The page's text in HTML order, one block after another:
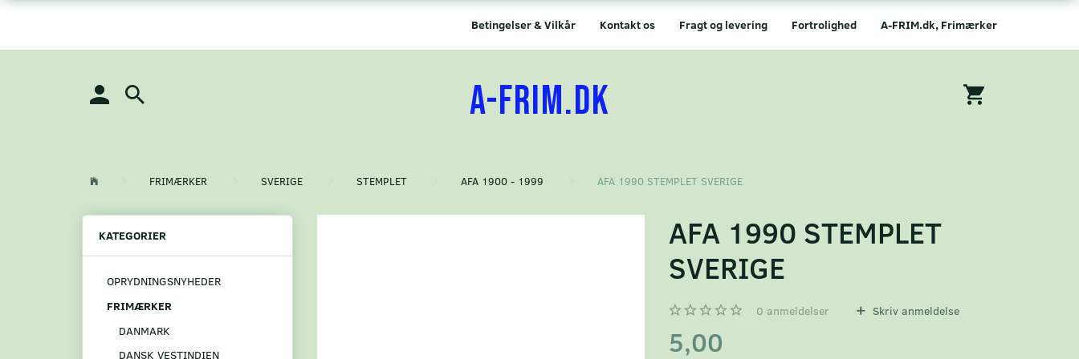
A-FRIM.dk, Frimærker
Fortrolighed
Fragt og levering
Kontakt os
Betingelser & Vilkår
A-FRIM.DK
FRIMÆRKER SVERIGE STEMPLET AFA 1900 - 1999 AFA 1990 STEMPLET SVERIGE
KATEGORIER
OPRYDNINGSNYHEDER
FRIMÆRKER
DANMARK
DANSK VESTINDIEN
AFA 1990 STEMPLET
SVERIGE
0 anmeldelser Skriv anmeldelse
5,00